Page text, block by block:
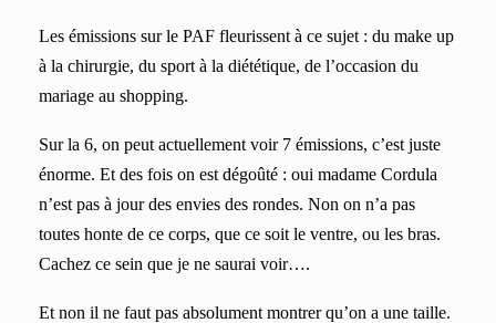
Les émissions sur le PAF fleurissent à ce sujet : du make up
à la chirurgie, du sport à la diététique, de l’occasion du
mariage au shopping.
Sur la 6, on peut actuellement voir 7 émissions, c’est juste
énorme. Et des fois on est dégoûté : oui madame Cordula
n’est pas à jour des envies des rondes. Non on n’a pas
toutes honte de ce corps, que ce soit le ventre, ou les bras.
Cachez ce sein que je ne saurai voir….
Et non il ne faut pas absolument montrer qu’on a une taille.